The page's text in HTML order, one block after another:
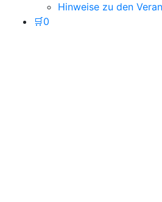
Hinweise zu den
🛒0